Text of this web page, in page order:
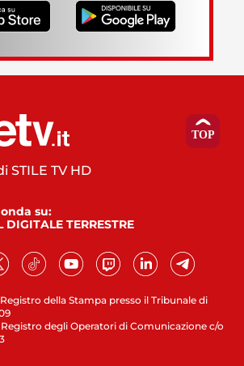
della Stampa presso il Tribunale di
degli Operatori di Comunicazione c/o
STILE TV HD
onda su:
TERRESTRE